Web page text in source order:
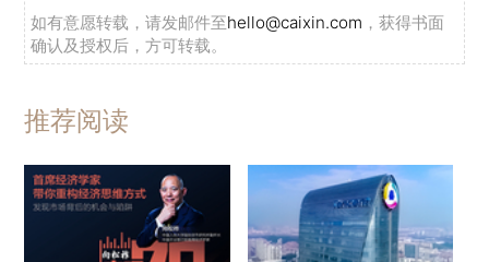
如有意愿转载，请发邮件至hello@caixin.com ，获得书面
确认及授权后，方可转载。
推荐阅读